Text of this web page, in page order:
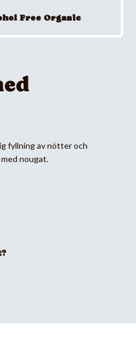
Free Organic
fyllning av nötter och
nougat.